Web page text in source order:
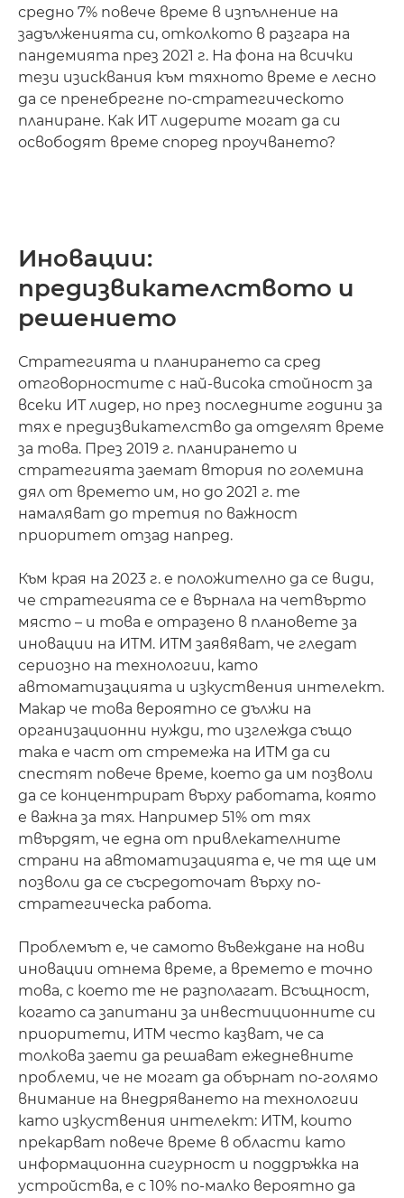
средно 7% повече време в изпълнение на
задълженията си, отколкото в разгара на
пандемията през 2021 г. На фона на всички
тези изисквания към тяхното време е лесно
да се пренебрегне по-стратегическото
планиране. Как ИТ лидерите могат да си
освободят време според проучването?
Иновации:
предизвикателството и
решението
Стратегията и планирането са сред
отговорностите с най-висока стойност за
всеки ИТ лидер, но през последните години за
тях е предизвикателство да отделят време
за това. През 2019 г. планирането и
стратегията заемат втория по големина
дял от времето им, но до 2021 г. те
намаляват до третия по важност
приоритет отзад напред.
Към края на 2023 г. е положително да се види,
че стратегията се е върнала на четвърто
място – и това е отразено в плановете за
иновации на ИТМ. ИТМ заявяват, че гледат
сериозно на технологии, като
автоматизацията и изкуствения интелект.
Макар че това вероятно се дължи на
организационни нужди, то изглежда също
така е част от стремежа на ИТМ да си
спестят повече време, което да им позволи
да се концентрират върху работата, която
е важна за тях. Например 51% от тях
твърдят, че една от привлекателните
страни на автоматизацията е, че тя ще им
позволи да се съсредоточат върху по-
стратегическа работа.
Проблемът е, че самото въвеждане на нови
иновации отнема време, а времето е точно
това, с което те не разполагат. Всъщност,
когато са запитани за инвестиционните си
приоритети, ИТМ често казват, че са
толкова заети да решават ежедневните
проблеми, че не могат да обърнат по-голямо
внимание на внедряването на технологии
като изкуствения интелект: ИТМ, които
прекарват повече време в области като
информационна сигурност и поддръжка на
устройства, е с 10% по-малко вероятно да